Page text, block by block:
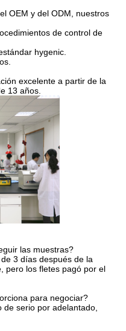
OEM y del ODM, nuestros
de control de
hygenic.
excelente a partir de la
13 años.
las muestras?
3 días después de la
pero los fletes pagó por el
para negociar?
de serio por adelantado,